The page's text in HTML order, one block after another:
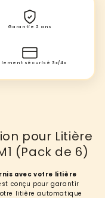
Garantie 2 ans
sécurisé 3x/4x
pour Litière
(Pack de 6)
avec votre litière
conçu pour garantir
litière automatique